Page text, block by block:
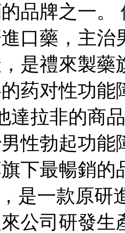
品牌之一。
口藥，主
是禮來製藥
药对性功能
達拉非的商
性勃起功
下最暢銷
是一款原研
公司研發生